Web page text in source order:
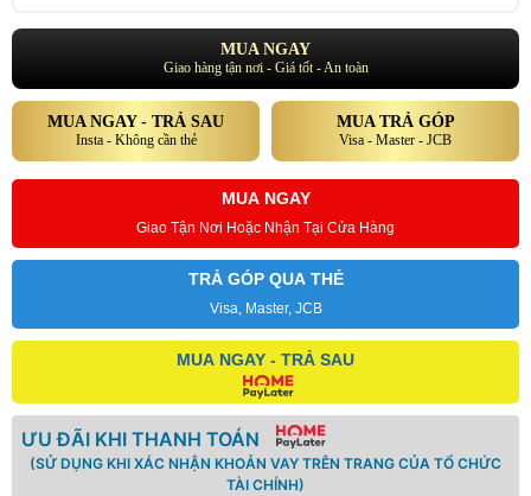
MUA NGAY
Giao hàng tận nơi - Giá tốt - An toàn
MUA NGAY - TRẢ SAU
Insta - Không cần thẻ
MUA TRẢ GÓP
Visa - Master - JCB
MUA NGAY
Giao Tận Nơi Hoặc Nhận Tại Cửa Hàng
TRẢ GÓP QUA THẺ
Visa, Master, JCB
MUA NGAY - TRẢ SAU
ƯU ĐÃI KHI THANH TOÁN
(SỬ DỤNG KHI XÁC NHẬN KHOẢN VAY TRÊN TRANG CỦA TỔ CHỨC
TÀI CHÍNH)